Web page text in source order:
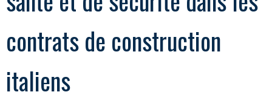
contrats de construction
italiens